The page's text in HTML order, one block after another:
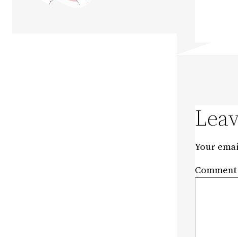
Your
Comment